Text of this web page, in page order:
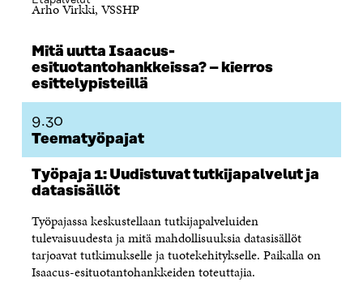
S
I
K
K
U
N
A
S
S
A
K
K
U
N
A
S
A
I
K
K
U
N
S
S
K
U
A
Arho Virkki, VSSHP
Mitä uutta Isaacus-
esituotantohankkeissa? – kierros
esittelypisteillä
9.30
Teematyöpajat
Työpaja 1: Uudistuvat tutkijapalvelut ja
datasisällöt
Työpajassa keskustellaan tutkijapalveluiden
tulevaisuudesta ja mitä mahdollisuuksia datasisällöt
tarjoavat tutkimukselle ja tuotekehitykselle. Paikalla on
Isaacus-esituotantohankkeiden toteuttajia.